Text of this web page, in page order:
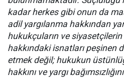
kadar herkes gibi onun da
adil yargılanma hakkından
hukukçuların ve
hakkındaki isnatları peşinen
etmek değil; hukukun
hakkını ve yargı